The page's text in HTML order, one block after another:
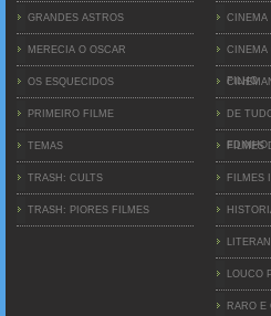
GRANDES ASTROS
MERECIA O OSCAR
OS ESQUECIDOS
PRIMEIRO FILME
TEMAS
TRASH: CULTS
TRASH: PIORES FILMES
CINEMA
CINEMA
FILHO
DE
EDINHO
FILMES
FILMES
LOUCO
RARO E